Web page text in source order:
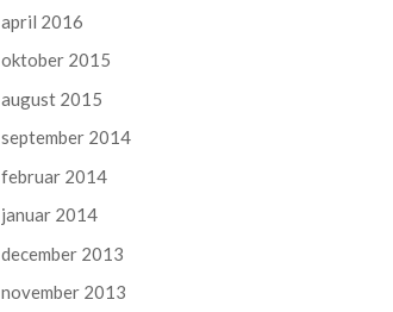
april 2016
oktober 2015
august 2015
september 2014
februar 2014
januar 2014
december 2013
november 2013